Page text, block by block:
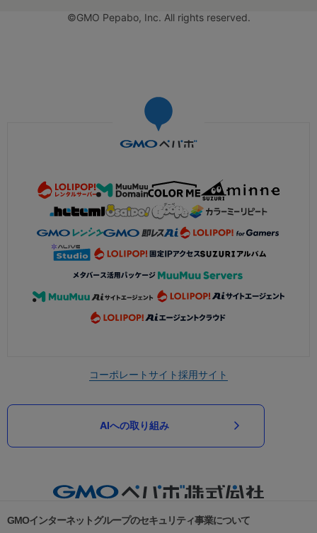
©GMO Pepabo, Inc. All rights reserved.
コーポレートサイト採用サイト
AIへの取り組み
GMOインターネットグループのセキュリティ事業について